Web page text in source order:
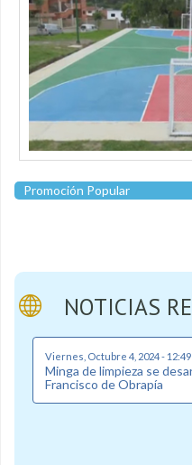
Promoción Popular
NOTICIAS
Viernes, Octubre 4, 2024 - 12:49
Minga de limpieza se
Francisco de Obrapía